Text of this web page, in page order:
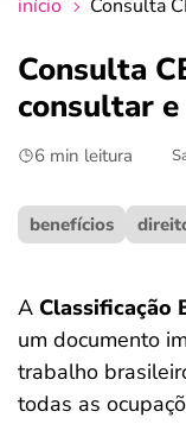
crédito fácil
últimas
ferramentas
início Consulta
Consulta
consultar e
6 min leitura
benefícios
A Classificação
um documento
trabalho
todas as